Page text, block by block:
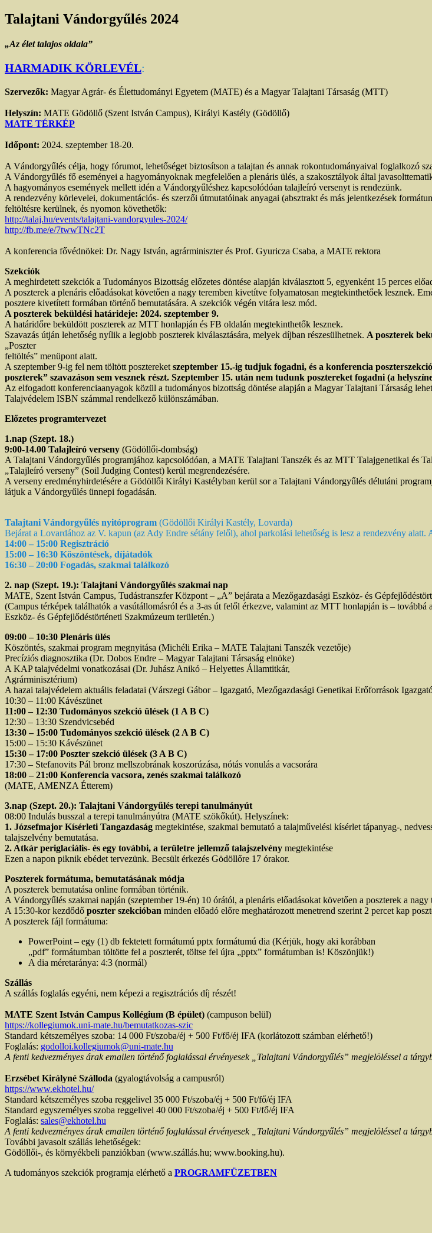
Talajtani Vándorgyűlés 2024
„Az élet talajos oldala”
HARMADIK KÖRLEVÉL:
Szervezők: Magyar Agrár- és Élettudományi Egyetem (MATE) és a Magyar Talajtani Társaság (MTT)
Helyszín: MATE Gödöllő (Szent István Campus), Királyi Kastély (Gödöllő)
MATE TÉRKÉP
Időpont: 2024. szeptember 18-20.
A Vándorgyűlés célja, hogy fórumot, lehetőséget biztosítson a talajtan és annak rokontudományaival foglalkozó
A Vándorgyűlés fő eseményei a hagyományoknak megfelelően a plenáris ülés, a szakosztályok által
A hagyományos események mellett idén a Vándorgyűléshez kapcsolódóan talajleíró versenyt is rendezünk.
A rendezvény körlevelei, dokumentációs- és szerzői útmutatóinak anyagai (absztrakt és más jelentkezések
feltöltésre kerülnek, és nyomon követhetők:
http://talaj.hu/events/talajtani-vandorgyules-2024/
http://fb.me/e/7twwTNc2T
A konferencia fővédnökei: Dr. Nagy István, agrárminiszter és Prof. Gyuricza Csaba, a MATE rektora
Szekciók
A meghirdetett szekciók a Tudományos Bizottság előzetes döntése alapján kiválasztott 5, egyenként 15 perces
A poszterek a plenáris előadásokat követően a nagy teremben kivetítve folyamatosan megtekinthetőek lesznek.
posztere kivetített formában történő bemutatására. A szekciók végén vitára lesz mód.
A poszterek beküldési határideje: 2024. szeptember 9.
A határidőre beküldött poszterek az MTT honlapján és FB oldalán megtekinthetők lesznek.
Szavazás útján lehetőség nyílik a legjobb poszterek kiválasztására, melyek díjban részesülhetnek. A poszterek
„Poszter
feltöltés” menüpont alatt.
A szeptember 9-ig fel nem töltött posztereket szeptember 15.-ig tudjuk fogadni, és a konferencia
poszterek” szavazáson sem vesznek részt. Szeptember 15. után nem tudunk posztereket fogadni (a
Az elfogadott konferenciaanyagok közül a tudományos bizottság döntése alapján a Magyar Talajtani Társaság
Talajvédelem ISBN számmal rendelkező különszámában.
Előzetes programtervezet
1.nap (Szept. 18.)
9:00-14.00 Talajleíró verseny (Gödöllői-dombság)
A Talajtani Vándorgyűlés programjához kapcsolódóan, a MATE Talajtani Tanszék és az MTT Talajgenetikai és
„Talajleíró verseny” (Soil Judging Contest) kerül megrendezésére.
A verseny eredményhirdetésére a Gödöllői Királyi Kastélyban kerül sor a Talajtani Vándorgyűlés délutáni
látjuk a Vándorgyűlés ünnepi fogadásán.
Talajtani Vándorgyűlés nyitóprogram (Gödöllői Királyi Kastély, Lovarda)
Bejárat a Lovardához az V. kapun (az Ady Endre sétány felől), ahol parkolási lehetőség is lesz a rendezvény alatt.
14:00 – 15:00 Regisztráció
15:00 – 16:30 Köszöntések, díjátadók
16:30 – 20:00 Fogadás, szakmai találkozó
2. nap (Szept. 19.): Talajtani Vándorgyűlés szakmai nap
MATE, Szent István Campus, Tudástranszfer Központ – „A” bejárata a Mezőgazdasági Eszköz- és
(Campus térképek találhatók a vasútállomásról és a 3-as út felől érkezve, valamint az MTT honlapján is –
Eszköz- és Gépfejlődéstörténeti Szakmúzeum területén.)
09:00 – 10:30 Plenáris ülés
Köszöntés, szakmai program megnyitása (Michéli Erika – MATE Talajtani Tanszék vezetője)
Precíziós diagnosztika (Dr. Dobos Endre – Magyar Talajtani Társaság elnöke)
A KAP talajvédelmi vonatkozásai (Dr. Juhász Anikó – Helyettes Államtitkár,
Agrárminisztérium)
A hazai talajvédelem aktuális feladatai (Várszegi Gábor – Igazgató, Mezőgazdasági Genetikai Erőforrások
10:30 – 11:00 Kávészünet
11:00 – 12:30 Tudományos szekció ülések (1 A B C)
12:30 – 13:30 Szendvicsebéd
13:30 – 15:00 Tudományos szekció ülések (2 A B C)
15:00 – 15:30 Kávészünet
15:30 – 17:00 Poszter szekció ülések (3 A B C)
17:30 – Stefanovits Pál bronz mellszobrának koszorúzása, nótás vonulás a vacsorára
18:00 – 21:00 Konferencia vacsora, zenés szakmai találkozó
(MATE, AMENZA Étterem)
3.nap (Szept. 20.): Talajtani Vándorgyűlés terepi tanulmányút
08:00 Indulás busszal a terepi tanulmányútra (MATE szökőkút). Helyszínek:
1. Józsefmajor Kísérleti Tangazdaság megtekintése, szakmai bemutató a talajművelési kísérlet tápanyag-,
talajszelvény bemutatása.
2. Atkár periglaciális- és egy további, a területre jellemző talajszelvény megtekintése
Ezen a napon piknik ebédet tervezünk. Becsült érkezés Gödöllőre 17 órakor.
Poszterek formátuma, bemutatásának módja
A poszterek bemutatása online formában történik.
A Vándorgyűlés szakmai napján (szeptember 19-én) 10 órától, a plenáris előadásokat követően a poszterek a
A 15:30-kor kezdődő poszter szekcióban minden előadó előre meghatározott menetrend szerint 2 percet kap
A poszterek fájl formátuma:
PowerPoint – egy (1) db fektetett formátumú pptx formátumú dia (Kérjük, hogy aki korábban
„pdf” formátumban töltötte fel a poszterét, töltse fel újra „pptx” formátumban is! Köszönjük!)
A dia méretaránya: 4:3 (normál)
Szállás
A szállás foglalás egyéni, nem képezi a regisztrációs díj részét!
MATE Szent István Campus Kollégium (B épület) (campuson belül)
https://kollegiumok.uni-mate.hu/bemutatkozas-szic
Standard kétszemélyes szoba: 14 000 Ft/szoba/éj + 500 Ft/fő/éj IFA (korlátozott számban elérhető!)
Foglalás: godolloi.kollegiumok@uni-mate.hu
A fenti kedvezményes árak emailen történő foglalással érvényesek „Talajtani Vándorgyűlés” megjelöléssel a
Erzsébet Királyné Szálloda (gyalogtávolság a campusról)
https://www.ekhotel.hu/
Standard kétszemélyes szoba reggelivel 35 000 Ft/szoba/éj + 500 Ft/fő/éj IFA
Standard egyszemélyes szoba reggelivel 40 000 Ft/szoba/éj + 500 Ft/fő/éj IFA
Foglalás: sales@ekhotel.hu
A fenti kedvezményes árak emailen történő foglalással érvényesek „Talajtani Vándorgyűlés” megjelöléssel a
További javasolt szállás lehetőségek:
Gödöllői-, és környékbeli panziókban (www.szállás.hu; www.booking.hu).
A tudományos szekciók programja elérhető a PROGRAMFÜZETBEN